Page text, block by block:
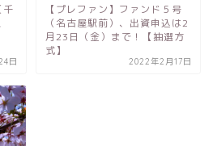
千
日
【プレファン】ファンド５号
（名古屋駅前）、出資申込は2
月23日（金）まで！【抽選方
式】
2022年2月17日